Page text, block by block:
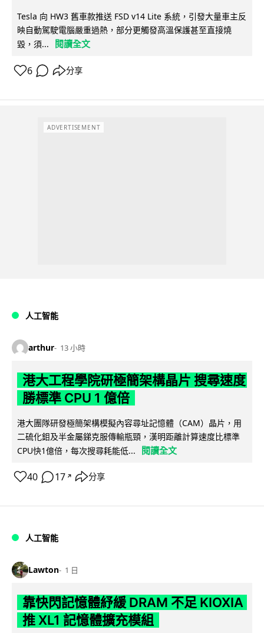
Tesla 向 HW3 舊車款推送 FSD v14 Lite 系統，引發大量車主反
映自動駕駛電腦嚴重過熱，部分更觸發高溫保護甚至直接燒
毀，須...
閱讀全文
6 分享
ADVERTISEMENT
人工智能
arthur 13 小時
港大工程學院研極簡架構晶片 搜尋速度
勝標準 CPU 1 億倍
港大團隊研發極簡架構模擬內容尋址記憶體（CAM）晶片，用
二硫化鉬及半金屬銻克服傳輸瓶頸，漢明距離計算速度比標準
CPU快1億倍，每次搜尋耗能低...
閱讀全文
40 17 ↗ 分享
人工智能
Lawton 1 日
靠快閃記憶體紓緩 DRAM 不足 KIOXIA
推 XL1 記憶體擴充模組